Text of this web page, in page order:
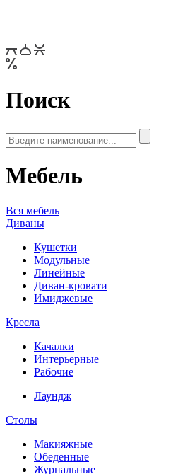
Поиск
Мебель
Вся мебель
Диваны
Кушетки
Модульные
Линейные
Диван-кровати
Имиджевые
Кресла
Качалки
Интерьерные
Рабочие
Лаундж
Столы
Макияжные
Обеденные
Журнальные